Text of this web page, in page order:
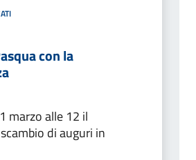
con la
marzo alle 12 il
di auguri in